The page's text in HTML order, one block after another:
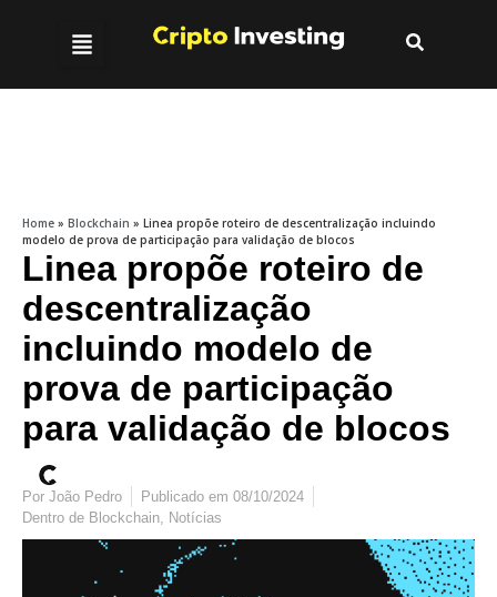
Home » Blockchain » Linea propõe roteiro de descentralização incluindo
modelo de prova de participação para validação de blocos
Linea propõe roteiro de
descentralização
incluindo modelo de
prova de participação
para validação de blocos
Por João Pedro Publicado em 08/10/2024
Dentro de Blockchain, Notícias